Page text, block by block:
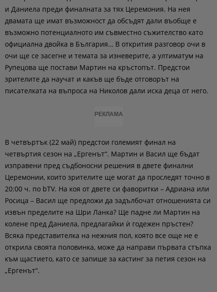
и Даниела преди финалната за тях Церемония. На нея
двамата ще имат възможност да обсъдят дали въобще е
възможно потенциалното им съвместно съжителство като
официална двойка в България… В открития разговор очи в
очи ще се засегне и темата за изневерите, а ултиматум на
Рупецова ще постави Мартин на кръстопът. Предстои
зрителите да научат и какъв ще бъде отговорът на
писателката на въпроса на Николов дали иска деца от него.
РЕКЛАМА
В четвъртък (22 май) предстои големият финал на
четвъртия сезон на „Ергенът“. Мартин и Васил ще бъдат
изправени пред съдбоносни решения в двете финални
Церемонии, които зрителите ще могат да проследят точно в
20:00 ч. по bTV. На коя от двете си фаворитки – Адриана или
Росица – Васил ще предложи да задълбочат отношенията си
извън пределите на Шри Ланка? Ще падне ли Мартин на
колене пред Даниела, предлагайки ѝ годежен пръстен?
Всяка представителка на нежния пол, която все още не е
открила своята половинка, може да направи първата стъпка
към щастието, като се запише за кастинг за петия сезон на
„Ергенът“.